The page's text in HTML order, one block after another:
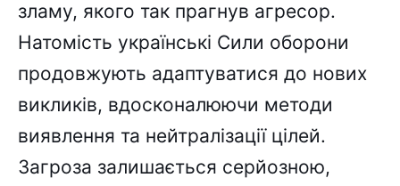
зламу, якого так прагнув агресор.
Натомість українські Сили оборони
продовжують адаптуватися до нових
викликів, вдосконалюючи методи
виявлення та нейтралізації цілей.
Загроза залишається серйозною,